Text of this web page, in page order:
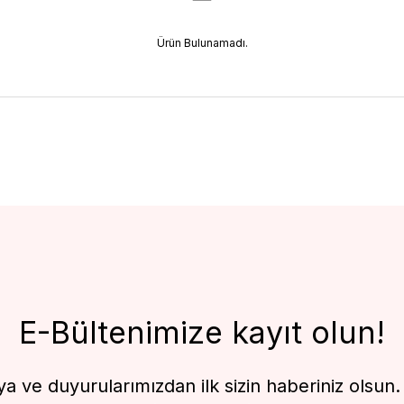
Ürün Bulunamadı.
E-Bültenimize kayıt olun!
ve duyurularımızdan ilk sizin haberiniz olsun.